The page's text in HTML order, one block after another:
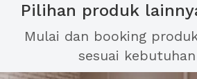
Pilihan produk
Mulai dan booking
sesuai